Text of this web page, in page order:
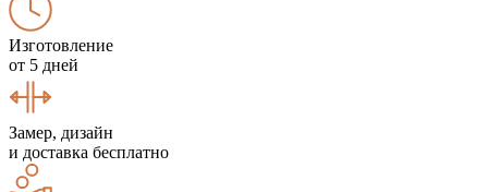
Изготовление
от 5 дней
Замер, дизайн
и доставка бесплатно